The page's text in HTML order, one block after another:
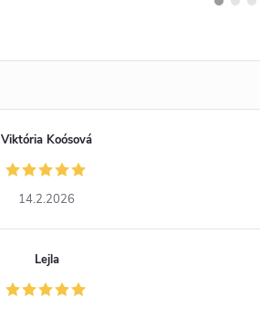
Viktória Koósová
14.2.2026
Lejla